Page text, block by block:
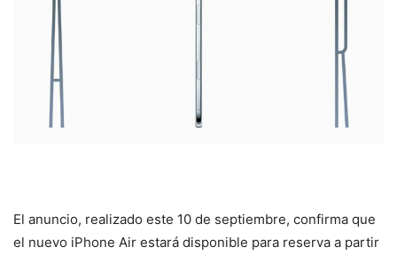
El anuncio, realizado este 10 de septiembre, confirma que
el nuevo iPhone Air estará disponible para reserva a partir